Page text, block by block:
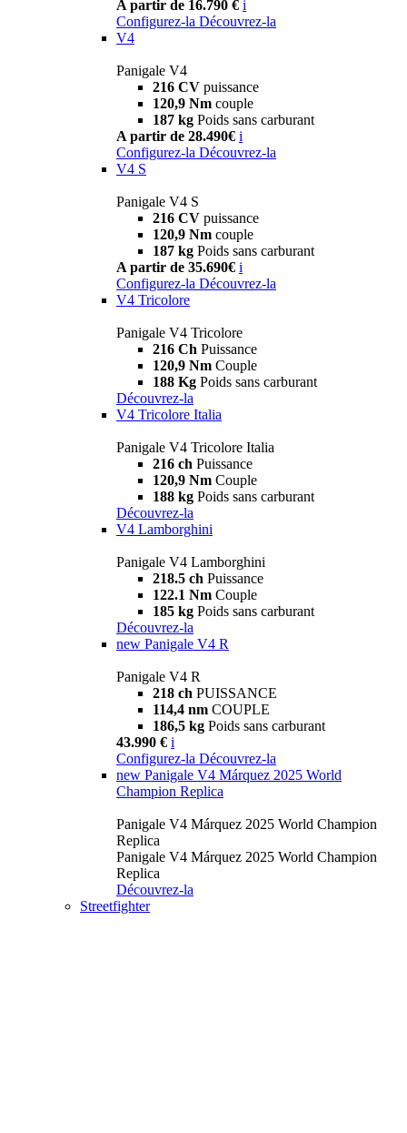
A partir de 16.790 € i
Configurez-la Découvrez-la
V4
Panigale V4
216 CV puissance
120,9 Nm couple
187 kg Poids sans carburant
A partir de 28.490€ i
Configurez-la Découvrez-la
V4 S
Panigale V4 S
216 CV puissance
120,9 Nm couple
187 kg Poids sans carburant
A partir de 35.690€ i
Configurez-la Découvrez-la
V4 Tricolore
Panigale V4 Tricolore
216 Ch Puissance
120,9 Nm Couple
188 Kg Poids sans carburant
Découvrez-la
V4 Tricolore Italia
Panigale V4 Tricolore Italia
216 ch Puissance
120,9 Nm Couple
188 kg Poids sans carburant
Découvrez-la
V4 Lamborghini
Panigale V4 Lamborghini
218.5 ch Puissance
122.1 Nm Couple
185 kg Poids sans carburant
Découvrez-la
new Panigale V4 R
Panigale V4 R
218 ch PUISSANCE
114,4 nm COUPLE
186,5 kg Poids sans carburant
43.990 € i
Configurez-la Découvrez-la
new Panigale V4 Márquez 2025 World
Champion Replica
Panigale V4 Márquez 2025 World Champion
Replica
Panigale V4 Márquez 2025 World Champion
Replica
Découvrez-la
Streetfighter